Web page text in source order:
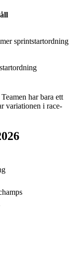
sprintstartordning
har bara ett
variationen i race-